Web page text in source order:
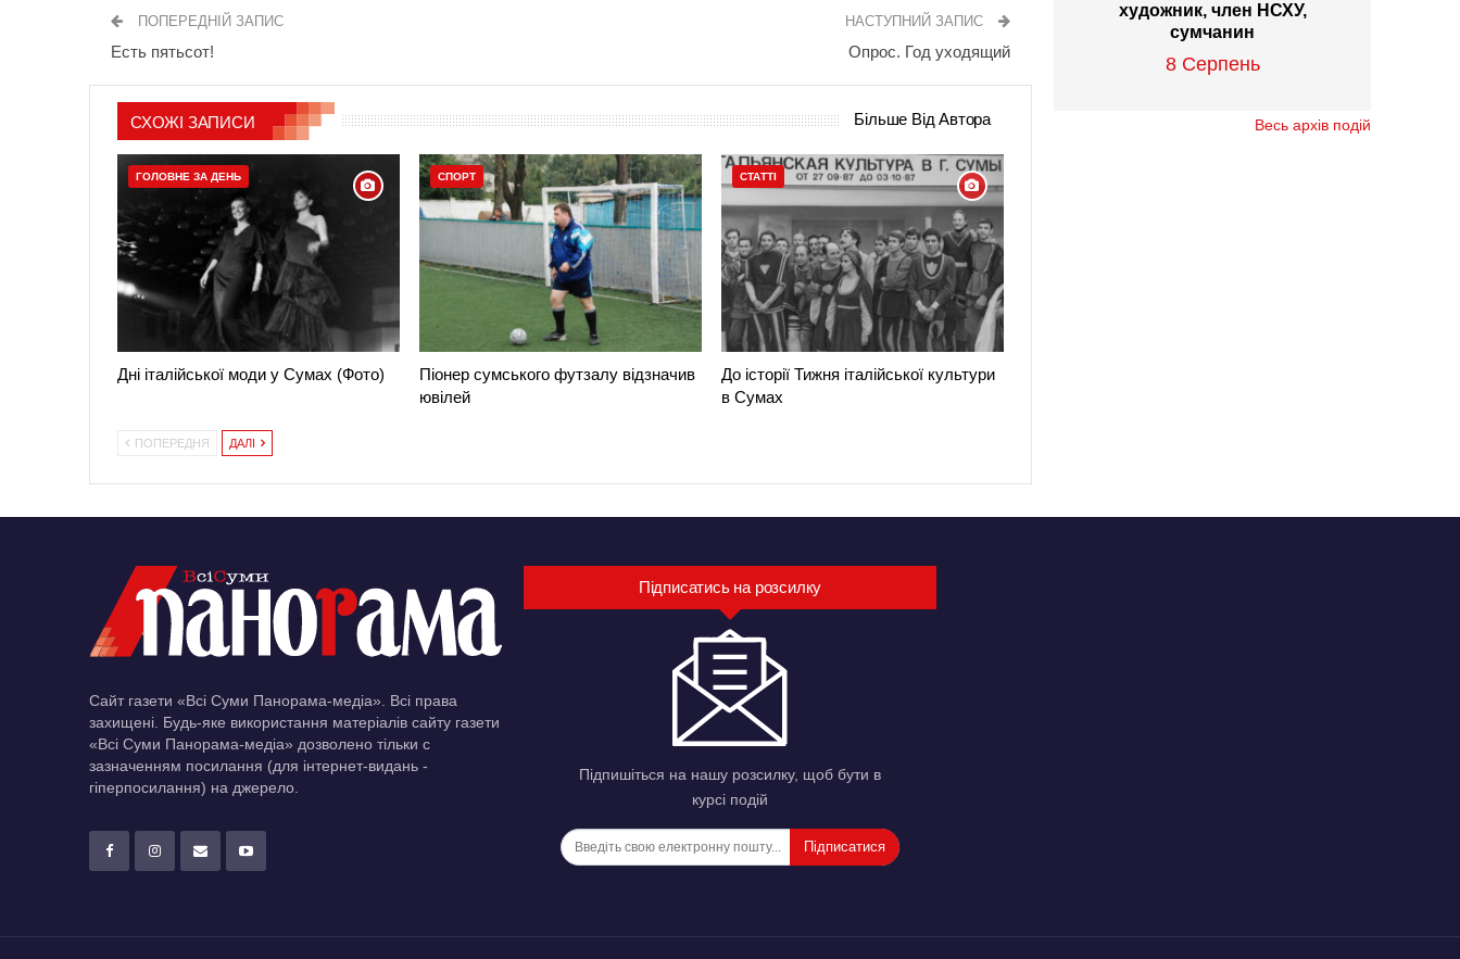
ПОПЕРЕДНІЙ ЗАПИС
Есть пятьсот!
НАСТУПНИЙ ЗАПИС
Опрос. Год уходящий
СХОЖІ ЗАПИСИ Більше Від Автора
ГОЛОВНЕ ЗА ДЕНЬ
Дні італійської моди у Сумах (Фото)
СПОРТ
Піонер сумського футзалу відзначив
ювілей
СТАТТІ
До історії Тижня італійської культури
в Сумах
ПОПЕРЕДНЯ ДАЛІ
художник, член НСХУ,
сумчанин
8 Серпень
Весь архів подій
Сайт газети «Всі Суми Панорама-медіа». Всі права
захищені. Будь-яке використання матеріалів сайту газети
«Всі Суми Панорама-медіа» дозволено тільки c
зазначенням посилання (для інтернет-видань -
гіперпосилання) на джерело.
Підписатись на розсилку
Підпишіться на нашу розсилку, щоб бути в
курсі подій
Підписатися